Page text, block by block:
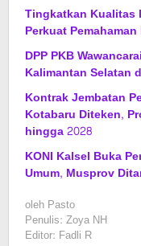
Tingkatkan Kualitas
Perkuat
DPP PKB
Kalimantan Selatan
Kontrak Jembatan
Kotabaru Diteken,
hingga 2028
KONI Kalsel Buka
Umum, Musprov
oleh Pasto
Penulis: Zoya NH
Editor: Fadli R